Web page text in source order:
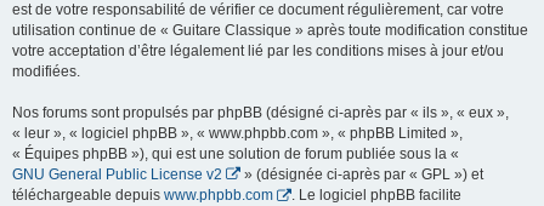
est de votre responsabilité de vérifier ce document régulièrement, car votre
utilisation continue de « Guitare Classique » après toute modification constitue
votre acceptation d’être légalement lié par les conditions mises à jour et/ou
modifiées.
Nos forums sont propulsés par phpBB (désigné ci-après par « ils », « eux »,
« leur », « logiciel phpBB », « www.phpbb.com », « phpBB Limited »,
« Équipes phpBB »), qui est une solution de forum publiée sous la «
GNU General Public License v2
» (désignée ci-après par « GPL ») et
téléchargeable depuis www.phpbb.com
. Le logiciel phpBB facilite